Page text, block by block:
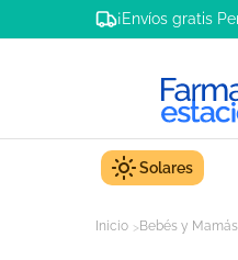
¡Envíos gratis
Solares
Inicio Bebés y Mamás